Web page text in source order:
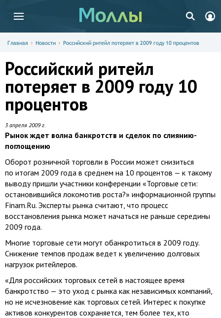
Главная Новости Российский ритейл потеряет в 2009 году 10 процентов
Российский ритейл
потеряет в 2009 году 10
процентов
3 апреля 2009 г.
Рынок ждет волна банкротств и сделок по слиянию-
поглощению
Оборот розничной торговли в России может снизиться
по итогам 2009 года в среднем на 10 процентов — к такому
выводу пришли участники конференции «Торговые сети:
остановившийся локомотив роста?» информационной группы
Finam.Ru. Эксперты рынка считают, что процесс
восстановления рынка может начаться не раньше середины
2009 года.
Многие торговые сети могут обанкротиться в 2009 году.
Снижение темпов продаж ведет к увеличению долговых
нагрузок ритейлеров.
«Для российских торговых сетей в настоящее время
банкротство — это уход с рынка как независимых компаний,
но не исчезновение как торговых сетей. Интерес к покупке
активов конкурентов сохраняется, тем более тех, кто